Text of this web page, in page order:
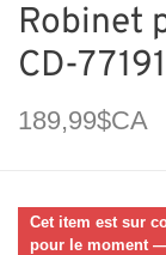
Robinet
CD-
189,99$CA
Cet item est sur
pour le moment